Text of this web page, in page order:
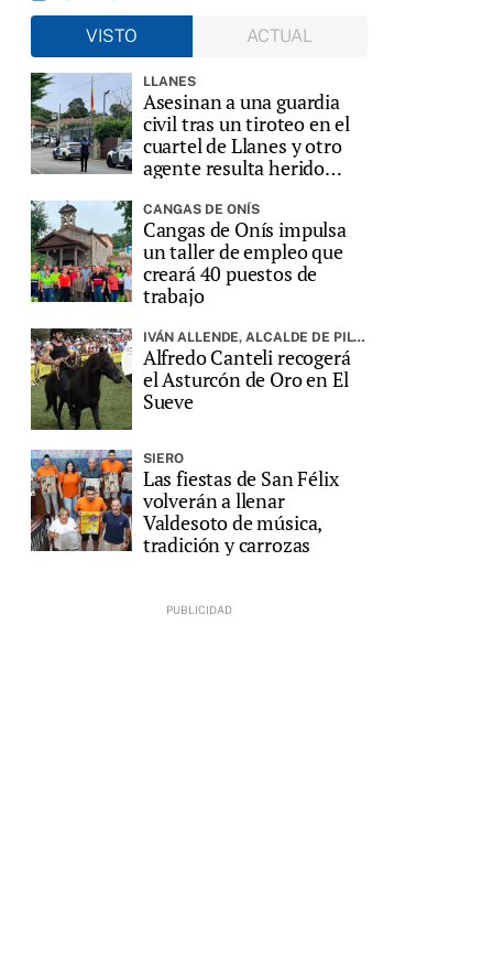
VISTO
ACTUAL
LLANES
Asesinan a una guardia
civil tras un tiroteo en el
cuartel de Llanes y otro
agente resulta herido
CANGAS DE ONÍS
Cangas de Onís impulsa
un taller de empleo que
creará 40 puestos de
trabajo
IVÁN ALLENDE, ALCALDE DE PILOÑA, PREGONARÁ LA FIESTA
Alfredo Canteli recogerá
el Asturcón de Oro en El
Sueve
SIERO
Las fiestas de San Félix
volverán a llenar
Valdesoto de música,
tradición y carrozas